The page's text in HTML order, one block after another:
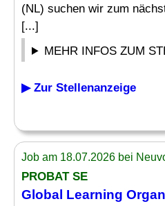
(NL) suchen wir zum
[...]
MEHR INFOS ZUM
▶ Zur Stellenanzeige
Job am 18.07.2026 bei
PROBAT SE
Global Learning